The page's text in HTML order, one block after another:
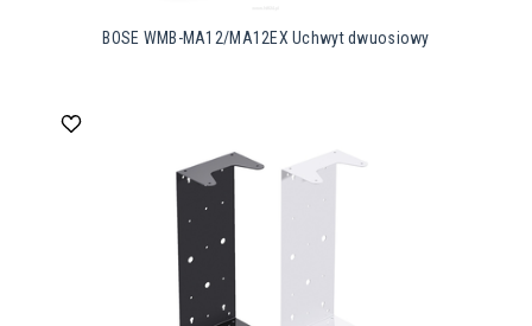
BOSE WMB-MA12/MA12EX Uchwyt dwuosiowy